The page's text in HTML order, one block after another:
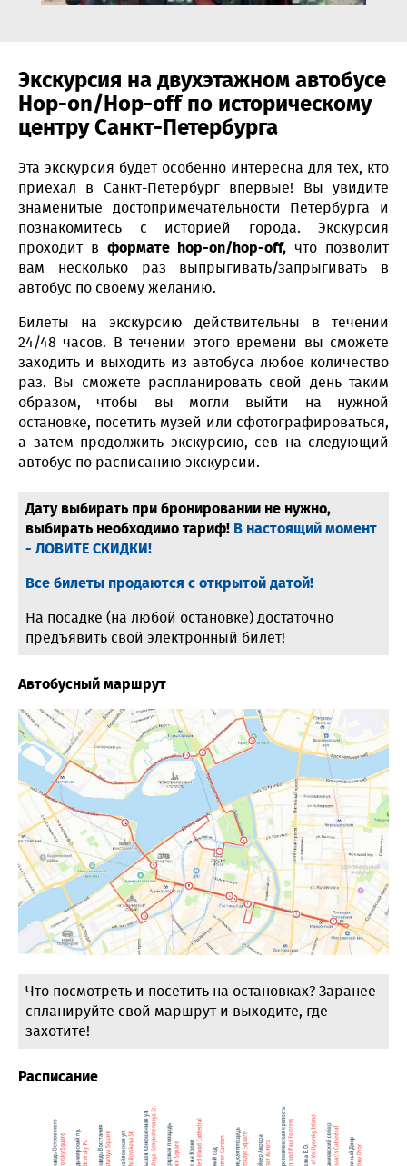
Экскурсия на двухэтажном автобусе
Hop-on/Hop-off по историческому
центру Санкт-Петербурга
Эта экскурсия будет особенно интересна для тех, кто
приехал в Санкт-Петербург впервые! Вы увидите
знаменитые достопримечательности Петербурга и
познакомитесь с историей города. Экскурсия
проходит в формате hop-on/hop-off,что позволит
вам несколько раз выпрыгивать/запрыгивать в
автобус по своему желанию.
Билеты на экскурсию действительны в течении
24/48 часов. В течении этого времени вы сможете
заходить и выходить из автобуса любое количество
раз. Вы сможете распланировать свой день таким
образом, чтобы вы могли выйти на нужной
остановке, посетить музей или сфотографироваться,
а затем продолжить экскурсию, сев на следующий
автобус по расписанию экскурсии.
Дату выбирать при бронировании не нужно,
выбирать необходимо тариф! В настоящий момент
- ЛОВИТЕ СКИДКИ!
Все билеты продаются с открытой датой!
На посадке (на любой остановке) достаточно
предъявить свой электронный билет!
Автобусный маршрут
Что посмотреть и посетить на остановках? Заранее
спланируйте свой маршрут и выходите, где
захотите!
Расписание